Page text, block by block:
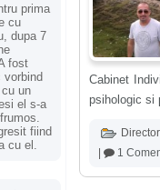
prima
cu
dupa 7
fost
vorbind
un
el s-a
fiind
cu el.
Cabinet
psihologic si
1